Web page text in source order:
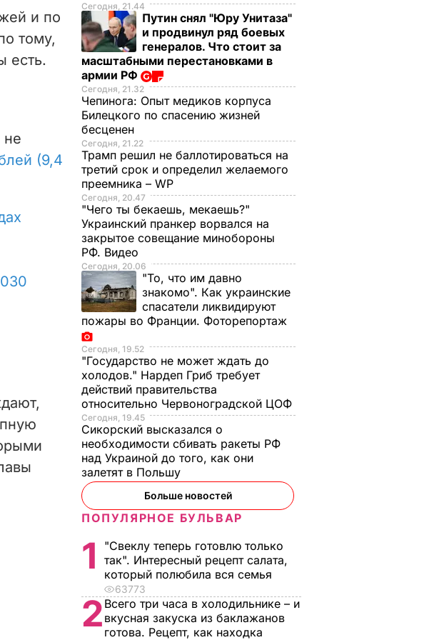
и по
тому,
есть.
не
(9,4
Сегодня, 21.44
Путин снял "Юру Унитаза"
и продвинул ряд боевых
генералов. Что стоит за
масштабными перестановками в
армии РФ
Сегодня, 21.32
Чепинога: Опыт медиков корпуса
Билецкого по спасению жизней
бесценен
Сегодня, 21.22
Трамп решил не баллотироваться на
третий срок и определил желаемого
преемника – WP
Сегодня, 20.47
"Чего ты бекаешь, мекаешь?"
Украинский пранкер ворвался на
закрытое совещание минобороны
РФ. Видео
Сегодня, 20.06
"То, что им давно
знакомо". Как украинские
спасатели ликвидируют
пожары во Франции. Фоторепортаж
Сегодня, 19.52
"Государство не может ждать до
холодов." Нардеп Гриб требует
действий правительства
относительно Червоноградской ЦОФ
Сегодня, 19.45
Сикорский высказался о
необходимости сбивать ракеты РФ
над Украиной до того, как они
залетят в Польшу
Больше новостей
ПОПУЛЯРНОЕ БУЛЬВАР
1
"Свеклу теперь готовлю только
так". Интересный рецепт салата,
который полюбила вся семья
63773
2 Всего три часа в холодильнике – и
вкусная закуска из баклажанов
готова. Рецепт, как находка